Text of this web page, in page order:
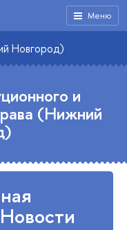
Меню
Новгород)
и
(Нижний